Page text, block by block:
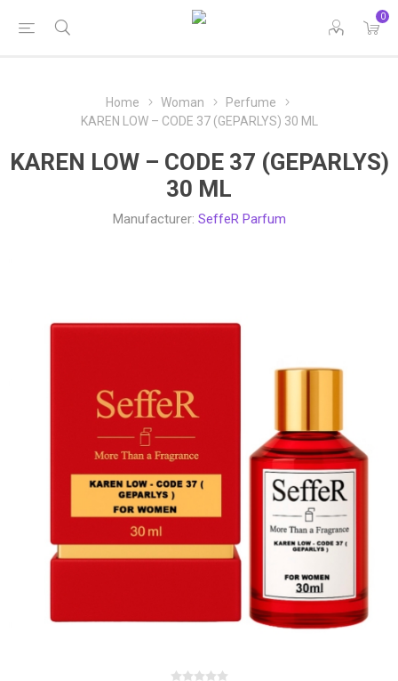
0
Home Woman
Perfume
KAREN LOW – CODE 37 (GEPARLYS) 30 ML
KAREN LOW – CODE 37 (GEPARLYS)
30 ML
Manufacturer: SeffeR Parfum